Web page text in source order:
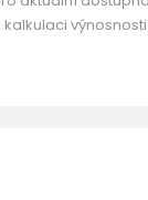
kalkulaci